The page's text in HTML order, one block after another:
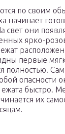
по своим
начинает
свет они
ярко-
первые
опасности
быстро.
их